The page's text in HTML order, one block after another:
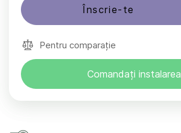
Înscrie-te
Pentru comparație
Comandați instalarea